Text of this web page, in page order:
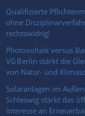
Qualifizierte
ohne
rechtswidrig!
Photovoltaik versus
VG Berlin stärkt die
von Natur- und
Solaranlagen im
Schleswig stärkt das
Interesse an